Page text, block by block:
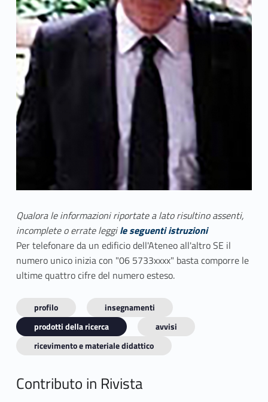
Qualora le informazioni riportate a lato risultino assenti,
incomplete o errate leggile seguenti istruzioni
Per telefonare da un edificio dell'Ateneo all'altro SE il
numero unico inizia con "06 5733xxxx" basta comporre le
ultime quattro cifre del numero esteso.
profilo
insegnamenti
prodotti della ricerca
avvisi
ricevimento e materiale didattico
Contributo in Rivista